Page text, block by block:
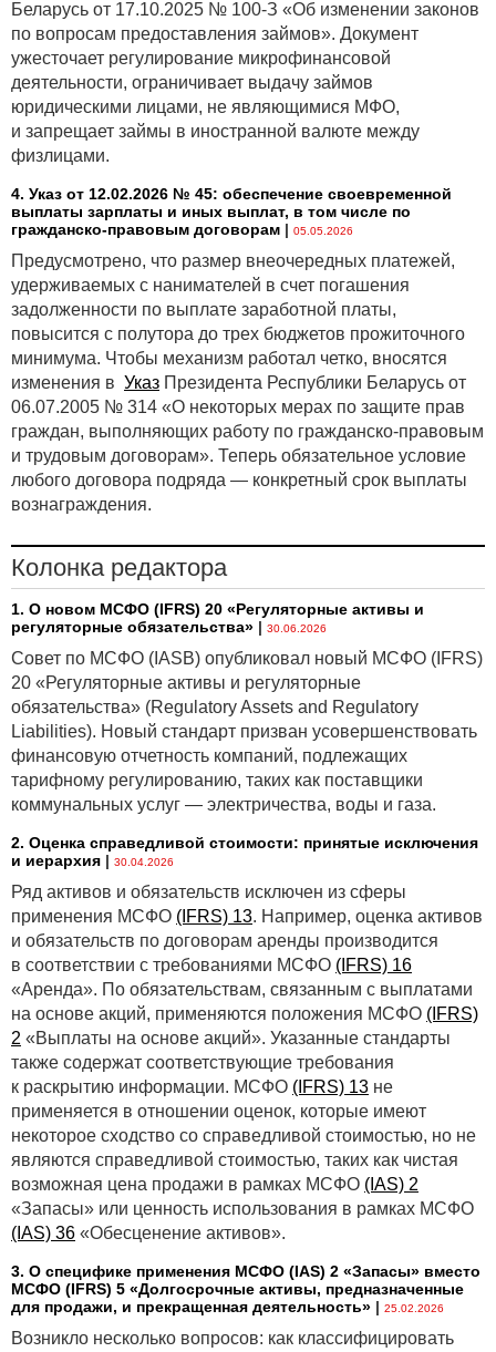
Беларусь от 17.10.2025 № 100-З «Об изменении законов
по вопросам предоставления займов». Документ
ужесточает регулирование микрофинансовой
деятельности, ограничивает выдачу займов
юридическими лицами, не являющимися МФО,
и запрещает займы в иностранной валюте между
физлицами.
4. Указ от 12.02.2026 № 45: обеспечение своевременной
выплаты зарплаты и иных выплат, в том числе по
гражданско-правовым договорам | 05.05.2026
Предусмотрено, что размер внеочередных платежей,
удерживаемых с нанимателей в счет погашения
задолженности по выплате заработной платы,
повысится с полутора до трех бюджетов прожиточного
минимума. Чтобы механизм работал четко, вносятся
изменения в Указ Президента Республики Беларусь от
06.07.2005 № 314 «О некоторых мерах по защите прав
граждан, выполняющих работу по гражданско-правовым
и трудовым договорам». Теперь обязательное условие
любого договора подряда — конкретный срок выплаты
вознаграждения.
Колонка редактора
1. О новом МСФО (IFRS) 20 «Регуляторные активы и
регуляторные обязательства» | 30.06.2026
Совет по МСФО (IASB) опубликовал новый МСФО (IFRS)
20 «Регуляторные активы и регуляторные
обязательства» (Regulatory Assets and Regulatory
Liabilities). Новый стандарт призван усовершенствовать
финансовую отчетность компаний, подлежащих
тарифному регулированию, таких как поставщики
коммунальных услуг — электричества, воды и газа.
2. Оценка справедливой стоимости: принятые исключения
и иерархия | 30.04.2026
Ряд активов и обязательств исключен из сферы
применения МСФО (IFRS) 13. Например, оценка активов
и обязательств по договорам аренды производится
в соответствии с требованиями МСФО (IFRS) 16
«Аренда». По обязательствам, связанным с выплатами
на основе акций, применяются положения МСФО (IFRS)
2 «Выплаты на основе акций». Указанные стандарты
также содержат соответствующие требования
к раскрытию информации. МСФО (IFRS) 13 не
применяется в отношении оценок, которые имеют
некоторое сходство со справедливой стоимостью, но не
являются справедливой стоимостью, таких как чистая
возможная цена продажи в рамках МСФО (IAS) 2
«Запасы» или ценность использования в рамках МСФО
(IAS) 36 «Обесценение активов».
3. О специфике применения МСФО (IАS) 2 «Запасы» вместо
МСФО (IFRS) 5 «Долгосрочные активы, предназначенные
для продажи, и прекращенная деятельность» | 25.02.2026
Возникло несколько вопросов: как классифицировать